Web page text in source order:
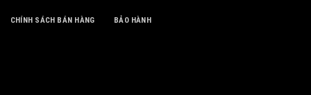
CHÍNH SÁCH BÁN HÀNG BẢO HÀNH